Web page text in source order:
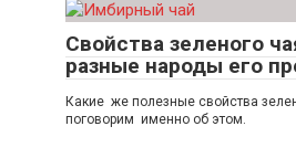
Свойства зеленого
разные народы его
Какие же полезные свойства
поговорим именно об этом.